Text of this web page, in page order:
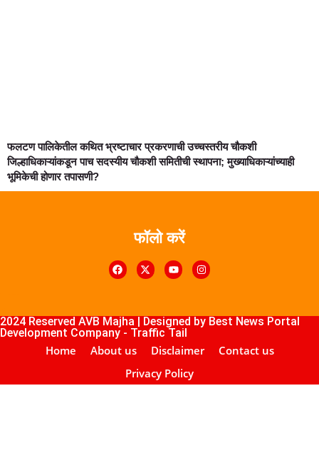
फलटण पालिकेतील कथित भ्रष्टाचार प्रकरणाची उच्चस्तरीय चौकशी
जिल्हाधिकाऱ्यांकडून पाच सदस्यीय चौकशी समितीची स्थापना; मुख्याधिकाऱ्यांच्याही
भूमिकेची होणार तपासणी?
फॉलो करें
2024 Reserved AVB Majha | Designed by Best News Portal
Development Company - Traffic Tail
Home About us Disclaimer
Contact us
Privacy Policy